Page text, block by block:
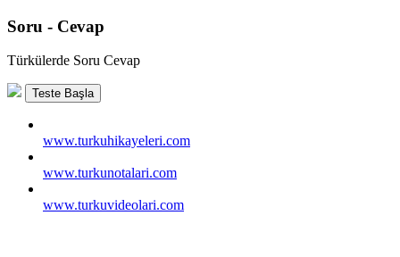
Soru - Cevap
Türkülerde Soru Cevap
Teste Başla
www.turkuhikayeleri.com
www.turkunotalari.com
www.turkuvideolari.com